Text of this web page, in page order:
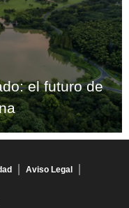
el futuro de
Aviso Legal